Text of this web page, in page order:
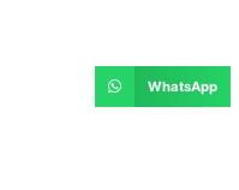
WhatsApp